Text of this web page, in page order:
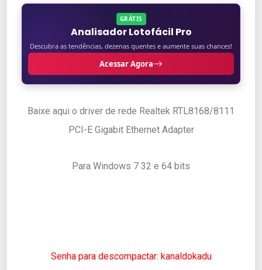
GRÁTIS
Analisador Lotofácil Pro
Descubra as tendências, dezenas quentes e aumente suas chances!
Acessar Agora
Baixe aqui o driver de rede Realtek RTL8168/8111
PCI-E Gigabit Ethernet Adapter
Para Windows 7 32 e 64 bits
Senha para descompactar: kanaldokadu